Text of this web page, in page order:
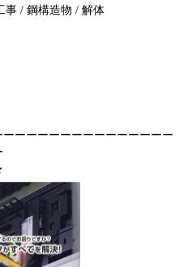
事 / 鋼構造物 / 解体
ーーーーーーーーーーーーーー